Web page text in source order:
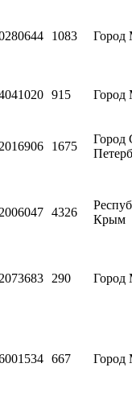
1083 Город
915 Город
1675
Город
4326
Крым
290 Город
667 Город